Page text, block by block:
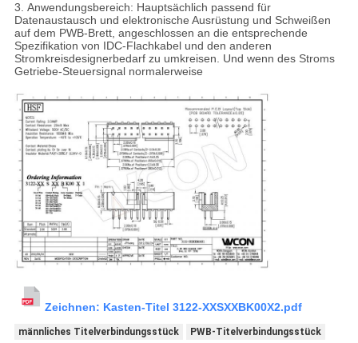
3. Anwendungsbereich: Hauptsächlich passend für
Datenaustausch und elektronische Ausrüstung und Schweißen
auf dem PWB-Brett, angeschlossen an die entsprechende
Spezifikation von IDC-Flachkabel und den anderen
Stromkreisdesignerbedarf zu umkreisen. Und wenn des Stroms
Getriebe-Steuersignal normalerweise
Zeichnen: Kasten-Titel 3122-XXSXXBK00X2.pdf
männliches Titelverbindungsstück
PWB-Titelverbindungsstück